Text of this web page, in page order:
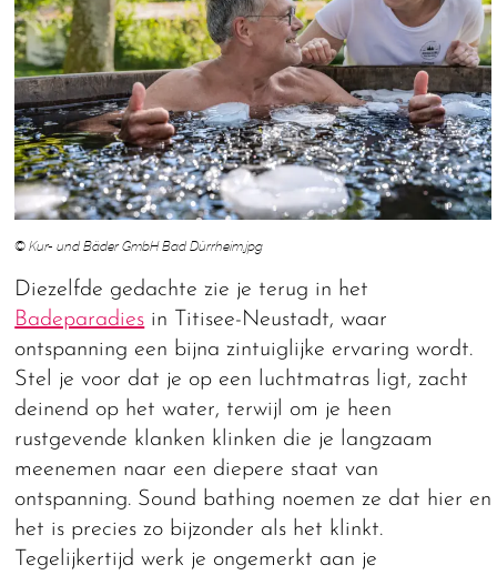
© Kur- und Bäder GmbH Bad Dürrheim.jpg
Diezelfde gedachte zie je terug in het
Badeparadies in Titisee-Neustadt, waar
ontspanning een bijna zintuiglijke ervaring wordt.
Stel je voor dat je op een luchtmatras ligt, zacht
deinend op het water, terwijl om je heen
rustgevende klanken klinken die je langzaam
meenemen naar een diepere staat van
ontspanning. Sound bathing noemen ze dat hier en
het is precies zo bijzonder als het klinkt.
Tegelijkertijd werk je ongemerkt aan je